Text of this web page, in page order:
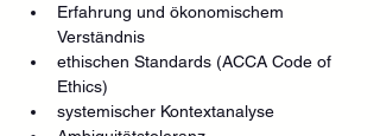
Erfahrung und ökonomischem
Verständnis
ethischen Standards (ACCA Code of
Ethics)
systemischer Kontextanalyse